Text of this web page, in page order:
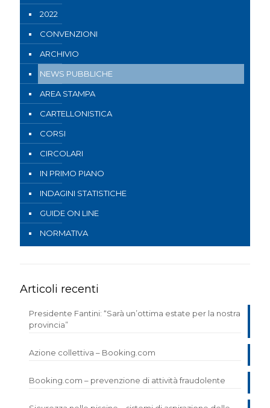
2022
CONVENZIONI
ARCHIVIO
NEWS PUBBLICHE
AREA STAMPA
CARTELLONISTICA
CORSI
CIRCOLARI
IN PRIMO PIANO
INDAGINI STATISTICHE
GUIDE ON LINE
NORMATIVA
Articoli recenti
Presidente Fantini: “Sarà un’ottima estate per la nostra
provincia”
Azione collettiva – Booking.com
Booking.com – prevenzione di attività fraudolente